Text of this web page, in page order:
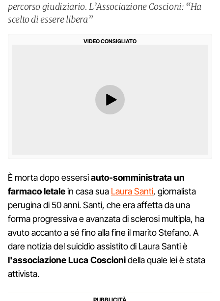
percorso giudiziario. L’Associazione Coscioni: “Ha
scelto di essere libera”
VIDEO CONSIGLIATO
È morta dopo essersiauto-somministrata un
farmaco letalein casa sua Laura Santi, giornalista
perugina di 50 anni. Santi, che era affetta da una
forma progressiva e avanzata di sclerosi multipla, ha
avuto accanto a sé fino alla fine il marito Stefano. A
dare notizia del suicidio assistito di Laura Santi è
l'associazione Luca Coscionidella quale lei è stata
attivista.